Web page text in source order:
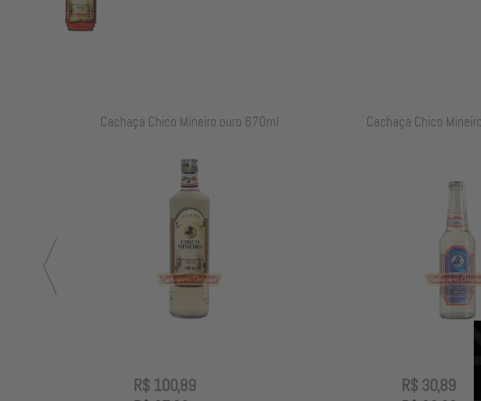
Cachaça Chico Mineiro ouro 670ml
R$ 100,89
Cachaça Chico
R$ 30,89